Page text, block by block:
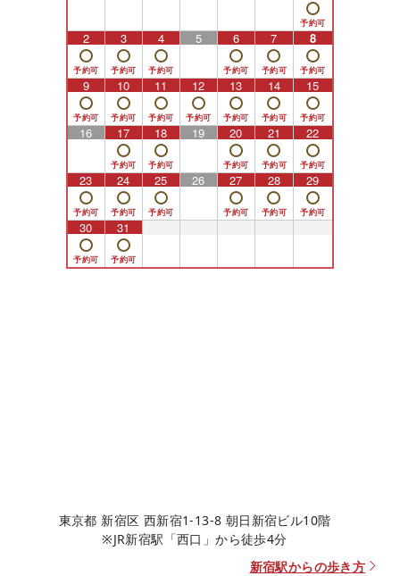
2 3 4 5 6 7 8
9 10 11 12 13 14 15
16 17 18 19 20 21 22
23 24 25 26 27 28 29
30 31
東京都 新宿区 西新宿1-13-8 朝日新宿ビル10階
※JR新宿駅「西口」から徒歩4分
新宿駅からの歩き方